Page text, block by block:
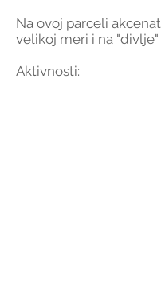
Na ovoj parceli
velikoj meri i na "divlje"
Aktivnosti: